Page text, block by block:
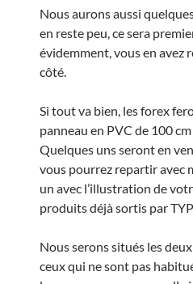
Nous aurons aussi
en reste peu, ce sera
évidemment, vous en avez
côté.
Si tout va bien, les forex
panneau en PVC de 100
Quelques uns seront en
vous pourrez repartir avec
un avec l’illustration de
produits déjà sortis par
Nous serons situés les
ceux qui ne sont pas